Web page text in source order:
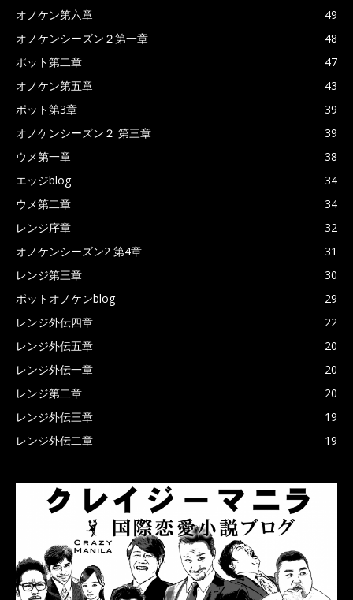
オノケン第六章
49
オノケンシーズン２第一章
48
ポット第二章
47
オノケン第五章
43
ポット第3章
39
オノケンシーズン２ 第三章
39
ウメ第一章
38
エッジblog
34
ウメ第二章
34
レンジ序章
32
オノケンシーズン2 第4章
31
レンジ第三章
30
ポットオノケンblog
29
レンジ外伝四章
22
レンジ外伝五章
20
レンジ外伝一章
20
レンジ第二章
20
レンジ外伝三章
19
レンジ外伝二章
19